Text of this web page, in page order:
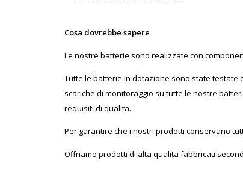
Cosa dovrebbe sapere
Le nostre batterie sono realizzate con
Tutte le batterie in dotazione sono state
scariche di monitoraggio su tutte le nostre
requisiti di qualita.
Per garantire che i nostri prodotti conservano
Offriamo prodotti di alta qualita fabbricati